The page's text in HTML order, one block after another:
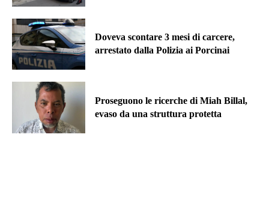
Doveva scontare 3 mesi di carcere,
arrestato dalla Polizia ai Porcinai
Proseguono le ricerche di Miah Billal,
evaso da una struttura protetta